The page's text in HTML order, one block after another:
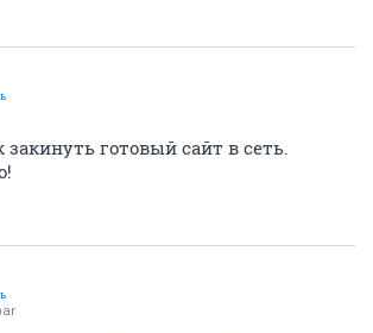
готовый сайт в сеть.